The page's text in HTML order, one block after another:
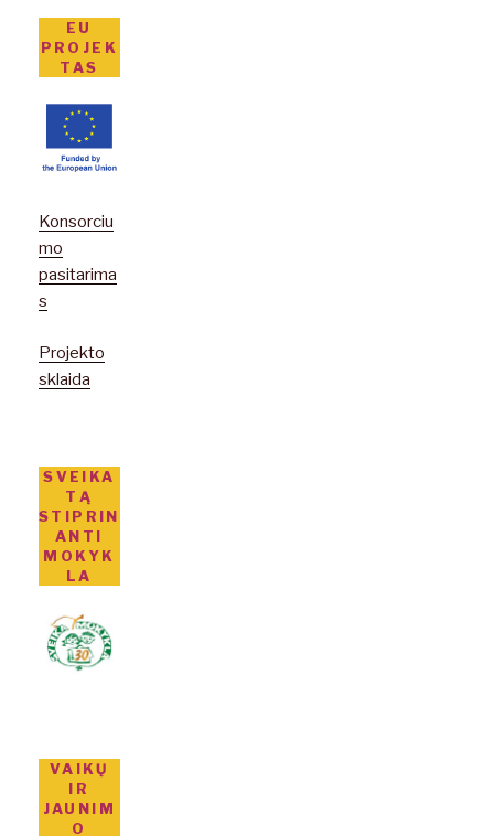
EU
PROJEK
TAS
Konsorciu
mo
pasitarima
s
Projekto
sklaida
SVEIKA
TĄ
STIPRIN
ANTI
MOKYK
LA
VAIKŲ
IR
JAUNIM
O